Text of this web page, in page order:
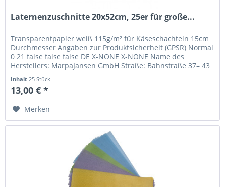
Laternenzuschnitte 20x52cm, 25er für große...
Transparentpapier weiß 115g/m² für Käseschachteln 15cm
Durchmesser Angaben zur Produktsicherheit (GPSR) Normal
0 21 false false false DE X-NONE X-NONE Name des
Herstellers: MarpaJansen GmbH Straße: Bahnstraße 37– 43
Inhalt25 Stück
13,00 € *
Merken